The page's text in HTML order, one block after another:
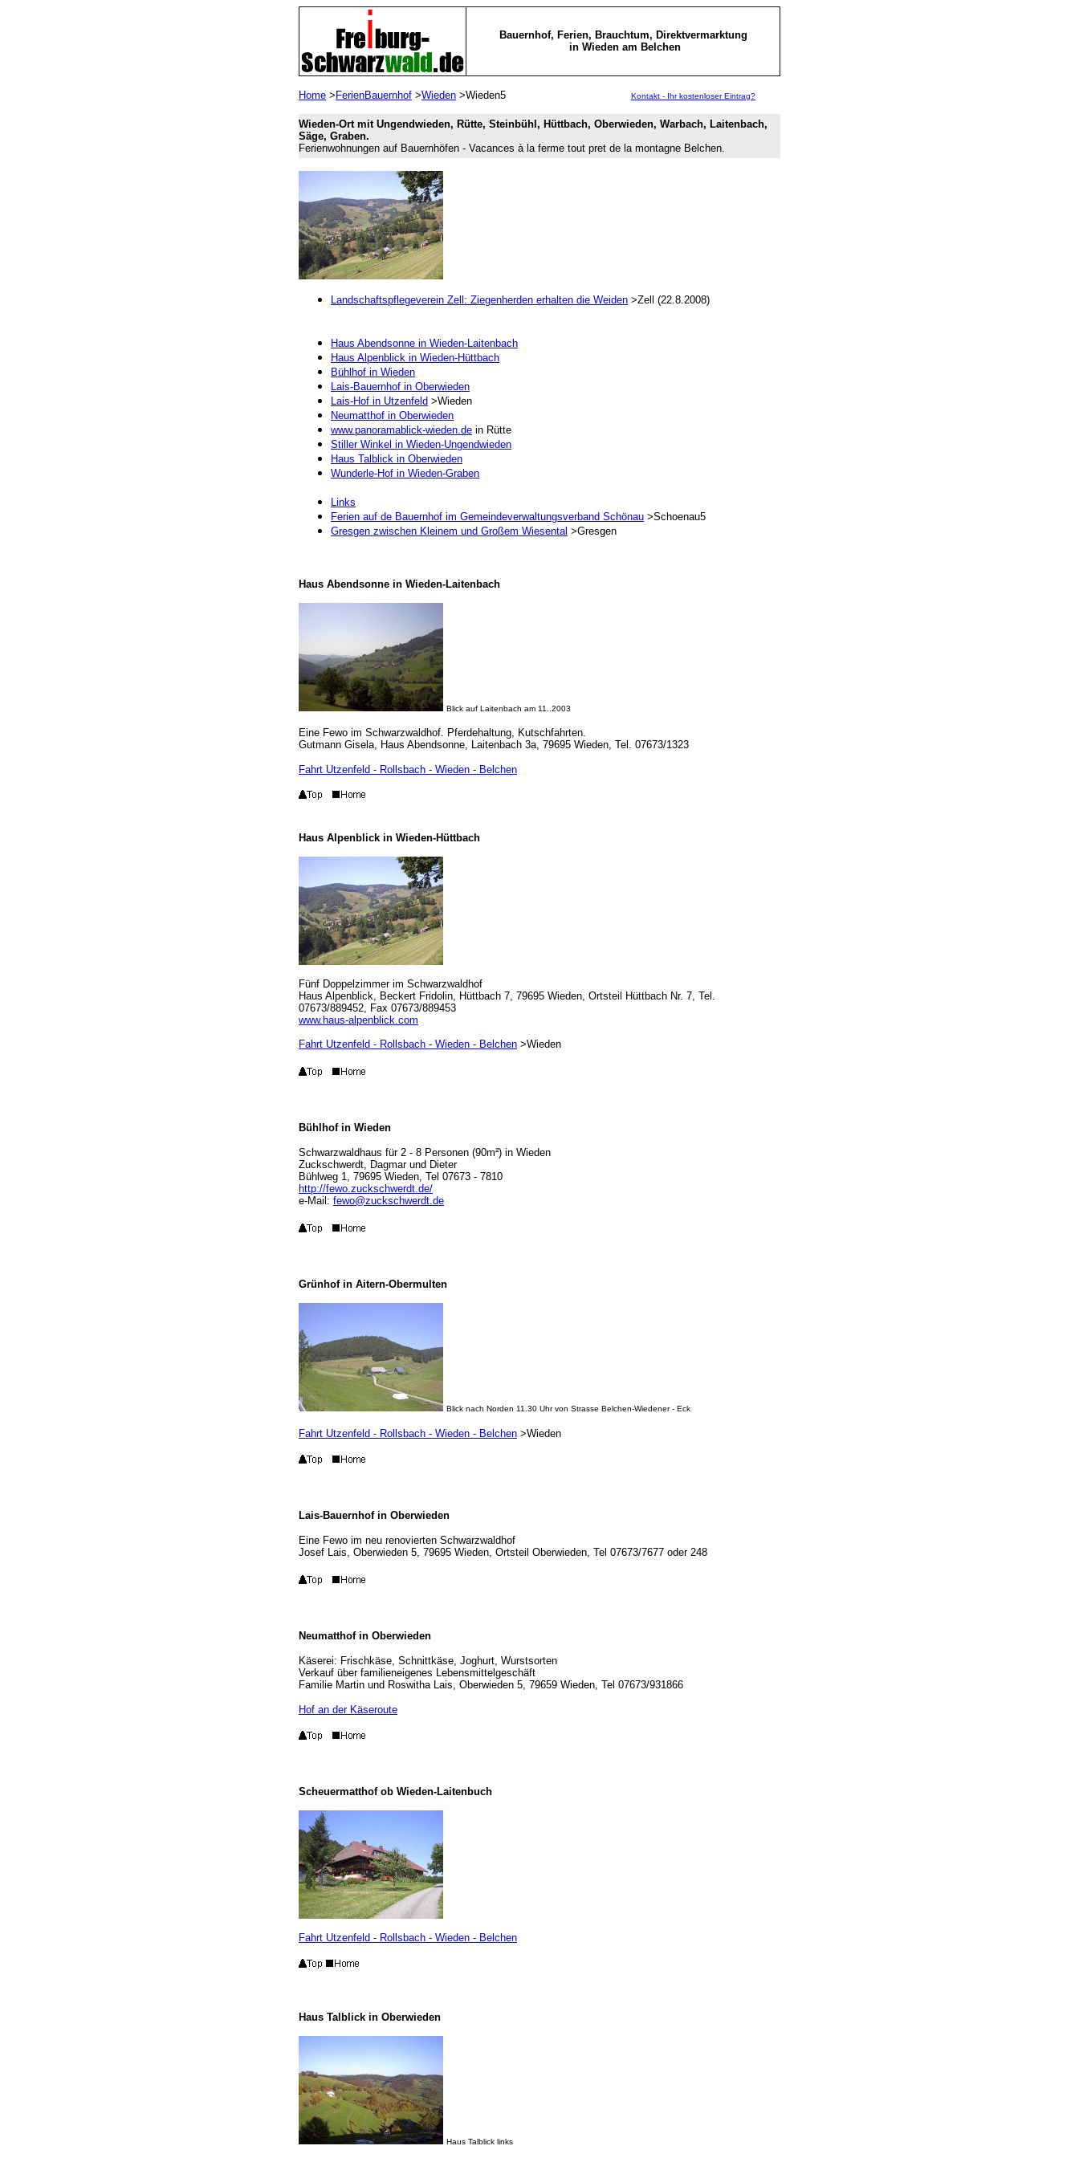
Bauernhof, Ferien, Brauchtum, Direktvermarktung
in Wieden am Belchen
Home > FerienBauernhof >Wieden >Wieden5 Kontakt - Ihr kostenloser Eintrag?
Wieden-Ort mit Ungendwieden, Rütte, Steinbühl, Hüttbach, Oberwieden, Warbach, Laitenbach,
Säge, Graben.
Ferienwohnungen auf Bauernhöfen - Vacances à la ferme tout pret de la montagne Belchen.
Landschaftspflegeverein Zell: Ziegenherden erhalten die Weiden >Zell (22.8.2008)
Haus Abendsonne in Wieden-Laitenbach
Haus Alpenblick in Wieden-Hüttbach
Bühlhof in Wieden
Lais-Bauernhof in Oberwieden
Lais-Hof in Utzenfeld >Wieden
Neumatthof in Oberwieden
www.panoramablick-wieden.de in Rütte
Stiller Winkel in Wieden-Ungendwieden
Haus Talblick in Oberwieden
Wunderle-Hof in Wieden-Graben
Links
Ferien auf de Bauernhof im Gemeindeverwaltungsverband Schönau >Schoenau5
Gresgen zwischen Kleinem und Großem Wiesental >Gresgen
Haus Abendsonne in Wieden-Laitenbach
Blick auf Laitenbach am 11..2003
Eine Fewo im Schwarzwaldhof. Pferdehaltung, Kutschfahrten.
Gutmann Gisela, Haus Abendsonne, Laitenbach 3a, 79695 Wieden, Tel. 07673/1323
Fahrt Utzenfeld - Rollsbach - Wieden - Belchen
Haus Alpenblick in Wieden-Hüttbach
Fünf Doppelzimmer im Schwarzwaldhof
Haus Alpenblick, Beckert Fridolin, Hüttbach 7, 79695 Wieden, Ortsteil Hüttbach Nr. 7, Tel.
07673/889452, Fax 07673/889453
www.haus-alpenblick.com
Fahrt Utzenfeld - Rollsbach - Wieden - Belchen >Wieden
Bühlhof in Wieden
Schwarzwaldhaus für 2 - 8 Personen (90m²) in Wieden
Zuckschwerdt, Dagmar und Dieter
Bühlweg 1, 79695 Wieden, Tel 07673 - 7810
http://fewo.zuckschwerdt.de/
e-Mail: fewo@zuckschwerdt.de
Grünhof in Aitern-Obermulten
Blick nach Norden 11.30 Uhr von Strasse Belchen-Wiedener - Eck
Fahrt Utzenfeld - Rollsbach - Wieden - Belchen >Wieden
Lais-Bauernhof in Oberwieden
Eine Fewo im neu renovierten Schwarzwaldhof
Josef Lais, Oberwieden 5, 79695 Wieden, Ortsteil Oberwieden, Tel 07673/7677 oder 248
Neumatthof in Oberwieden
Käserei: Frischkäse, Schnittkäse, Joghurt, Wurstsorten
Verkauf über familieneigenes Lebensmittelgeschäft
Familie Martin und Roswitha Lais, Oberwieden 5, 79659 Wieden, Tel 07673/931866
Hof an der Käseroute
Scheuermatthof ob Wieden-Laitenbuch
Fahrt Utzenfeld - Rollsbach - Wieden - Belchen
Haus Talblick in Oberwieden
Haus Talblick links